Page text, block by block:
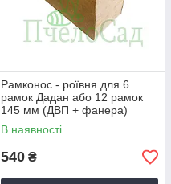
Рамконос - роївня для 6
рамок Дадан або 12 рамок
145 мм (ДВП + фанера)
В наявності
540 ₴